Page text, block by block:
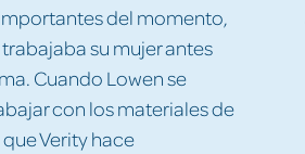
del momento,
su mujer antes
Cuando Lowen se
con los materiales de
Verity hace